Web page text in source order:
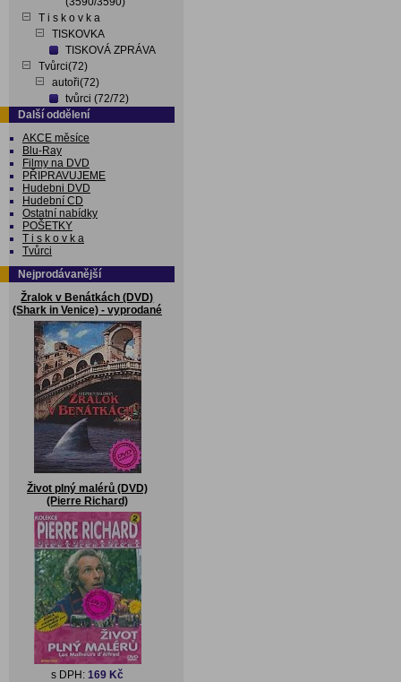
T i s k o v k a
TISKOVKA
TISKOVÁ ZPRÁVA
Tvůrci(72)
autoři(72)
tvůrci (72/72)
Další oddělení
AKCE měsíce
Blu-Ray
Filmy na DVD
PŘIPRAVUJEME
Hudebni DVD
Hudební CD
Ostatní nabídky
POŠETKY
T i s k o v k a
Tvůrci
Nejprodávanější
Žralok v Benátkách (DVD)
(Shark in Venice) - vyprodané
Život plný malérů (DVD)
(Pierre Richard)
s DPH: 169 Kč